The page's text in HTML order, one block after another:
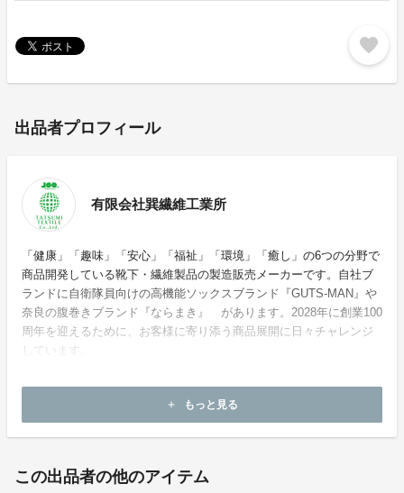
favorite
出品者プロフィール
有限会社巽繊維工業所
「健康」「趣味」「安心」「福祉」「環境」「癒し」の6つの分野で
商品開発している靴下・繊維製品の製造販売メーカーです。自社ブ
ランドに自衛隊員向けの高機能ソックスブランド『GUTS-MAN』や
奈良の腹巻きブランド『ならまき』 があります。2028年に創業100
周年を迎えるために、お客様に寄り添う商品展開に日々チャレンジ
しています。
add もっと見る
この出品者の他のアイテム